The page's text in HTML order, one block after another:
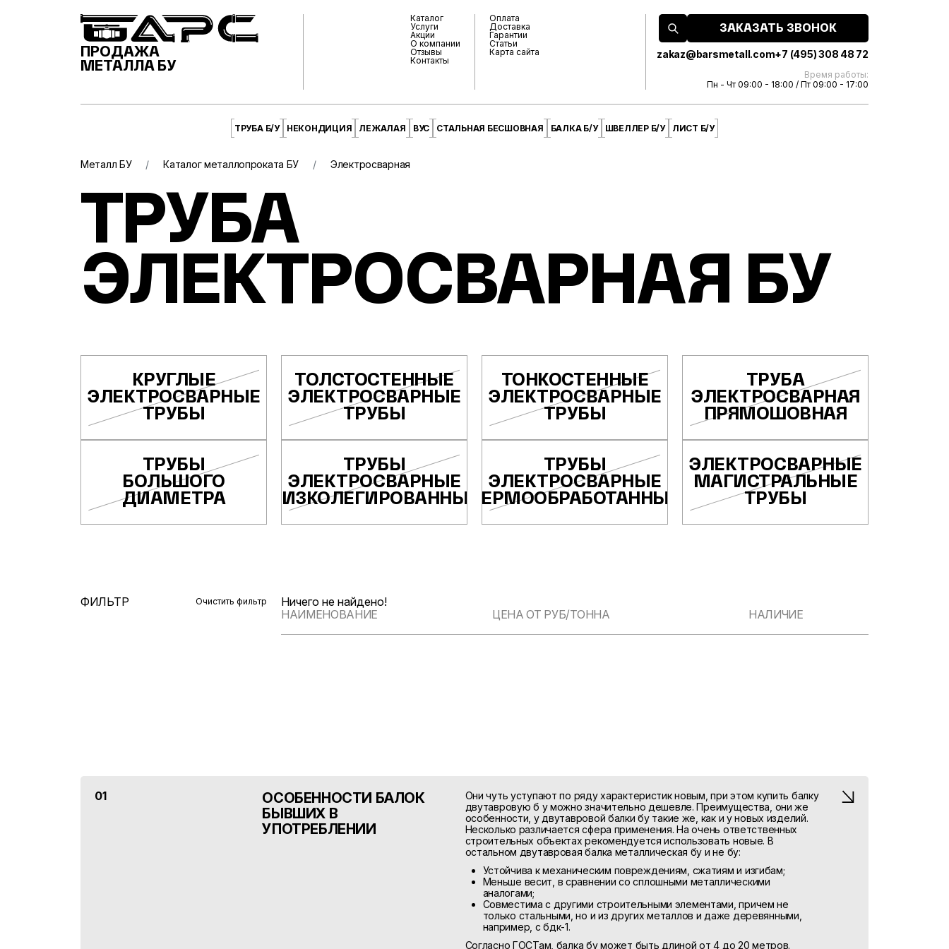
ПРОДАЖА
МЕТАЛЛА БУ
Каталог
Услуги
Акции
О компании
Отзывы
Контакты
Оплата
Доставка
Гарантии
Статьи
Карта сайта
ЗАКАЗАТЬ ЗВОНОК
zakaz@barsmetall.com+7 (495) 308 48 72
Время работы:
Пн - Чт 09:00 - 18:00 / Пт 09:00 - 17:00
ТРУБА Б/У НЕКОНДИЦИЯ ЛЕЖАЛАЯ ВУС СТАЛЬНАЯ БЕСШОВНАЯ БАЛКА Б/У ШВЕЛЛЕР Б/У ЛИСТ Б/У
Металл БУ Каталог металлопроката БУ Электросварная
ТРУБА
ЭЛЕКТРОСВАРНАЯ БУ
КРУГЛЫЕ
ЭЛЕКТРОСВАРНЫЕ
ТРУБЫ
ТОЛСТОСТЕННЫЕ
ЭЛЕКТРОСВАРНЫЕ
ТРУБЫ
ТОНКОСТЕННЫЕ
ЭЛЕКТРОСВАРНЫЕ
ТРУБЫ
ТРУБА
ЭЛЕКТРОСВАРНАЯ
ПРЯМОШОВНАЯ
ТРУБЫ
БОЛЬШОГО
ДИАМЕТРА
ТРУБЫ
ЭЛЕКТРОСВАРНЫЕ
НИЗКОЛЕГИРОВАННЫЕ
ТРУБЫ
ЭЛЕКТРОСВАРНЫЕ
ТЕРМООБРАБОТАННЫЕ
ЭЛЕКТРОСВАРНЫЕ
МАГИСТРАЛЬНЫЕ
ТРУБЫ
ФИЛЬТР Очистить фильтр
Ничего не найдено!
НАИМЕНОВАНИЕ
ЦЕНА ОТ РУБ/ТОННА НАЛИЧИЕ
01
ОСОБЕННОСТИ БАЛОК
БЫВШИХ В
УПОТРЕБЛЕНИИ
Они чуть уступают по ряду характеристик новым, при этом купить балку
двутавровую б у можно значительно дешевле. Преимущества, они же
особенности, у двутавровой балки бу такие же, как и у новых изделий.
Несколько различается сфера применения. На очень ответственных
строительных объектах рекомендуется использовать новые. В
остальном двутавровая балка металлическая бу и не бу:
Устойчива к механическим повреждениям, сжатиям и изгибам;
Меньше весит, в сравнении со сплошными металлическими
аналогами;
Совместима с другими строительными элементами, причем не
только стальными, но и из других металлов и даже деревянными,
например, с бдк-1.
Согласно ГОСТам, балка бу может быть длиной от 4 до 20 метров.